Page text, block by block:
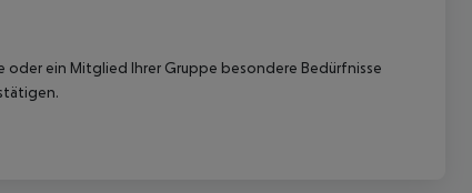
oder ein Mitglied Ihrer Gruppe besondere Bedürfnisse